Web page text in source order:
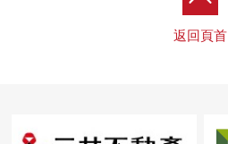
返回頁首